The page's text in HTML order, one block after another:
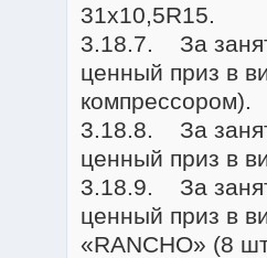
31x10,5R15.
3.18.7. За
ценный приз в
компрессором).
3.18.8. За
ценный приз в
3.18.9. За
ценный приз в
«RANCHO» (8